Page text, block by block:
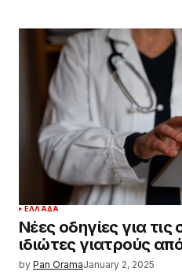
ΕΛΛΆΔΑ
Νέες οδηγίες για τις
ιδιώτες γιατρούς
by Pan OramaJanuary 2, 2025